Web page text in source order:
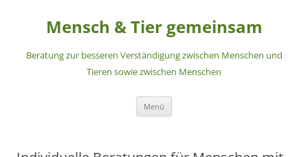
springenMensch & Tier gemeinsam
Beratung zur besseren Verständigung zwischen Menschen und
Tieren sowie zwischen Menschen
Menü